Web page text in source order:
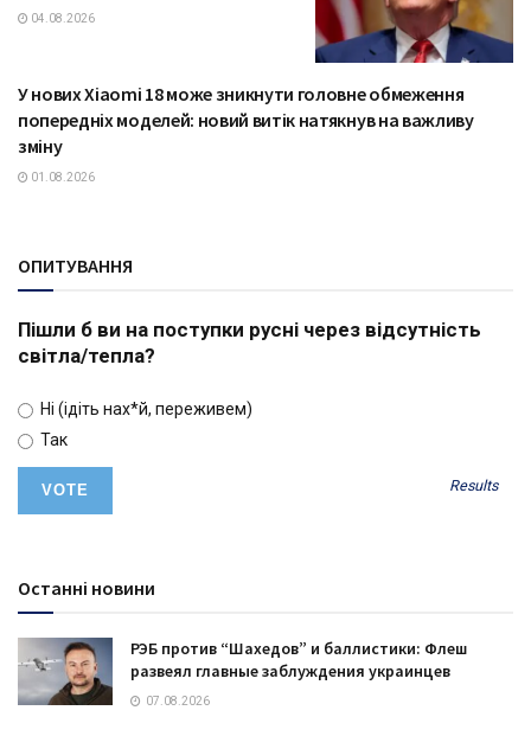
04.08.2026
ТЕХНОЛОГІЇ
У нових Xiaomi 18 може зникнути головне обмеження
попередніх моделей: новий витік натякнув на важливу
зміну
01.08.2026
ОПИТУВАННЯ
Пішли б ви на поступки русні через відсутність
світла/тепла?
Ні (ідіть нах*й, переживем)
Так
Results
Останні новини
РЭБ против “Шахедов” и баллистики: Флеш
развеял главные заблуждения украинцев
07.08.2026